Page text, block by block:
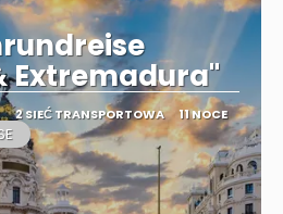
Extremadura"
2 SIEĆ TRANSPORTOWA 11 NOCE